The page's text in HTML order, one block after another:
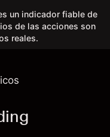
un indicador fiable de
de las acciones son
reales.